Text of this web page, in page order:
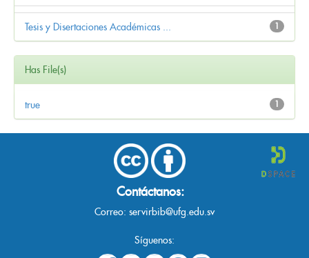
1
Tesis y Disertaciones Académicas ...
Has File(s)
1
true
Contáctanos:
Correo: servirbib@ufg.edu.sv
Síguenos: